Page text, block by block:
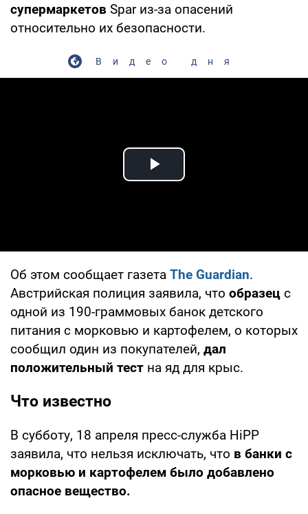
супермаркетов Spar из-за опасений
относительно их безопасности.
Видео дня
Play Video
Об этом сообщает газета The Guardian.
Австрийская полиция заявила, что образец с
одной из 190-граммовых банок детского
питания с морковью и картофелем, о которых
сообщил один из покупателей, дал
положительный тест на яд для крыс.
Что известно
В субботу, 18 апреля пресс-служба HiPP
заявила, что нельзя исключать, что в банки с
морковью и картофелем было добавлено
опасное вещество.